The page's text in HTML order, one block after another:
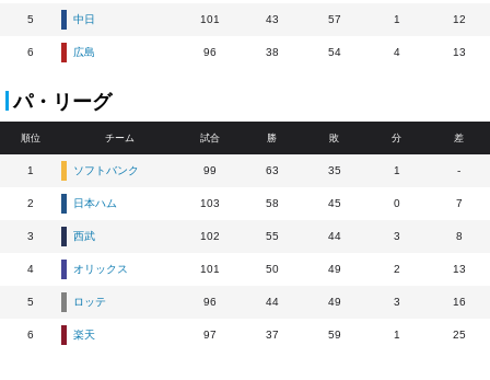
5 中日 101 43 57 1 12
6 広島 96 38 54 4 13
パ・リーグ
順位 チーム 試合 勝 敗 分 差
1 ソフトバンク 99 63 35 1 -
2 日本ハム 103 58 45 0 7
3 西武 102 55 44 3 8
4 オリックス 101 50 49 2 13
5 ロッテ 96 44 49 3 16
6 楽天 97 37 59 1 25